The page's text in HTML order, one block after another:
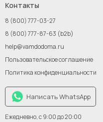
Новым поставщикам
Контакты
8 (800) 777-03-27
8 (800) 777-87-63 (b2b)
help@vamdodoma.ru
Пользовательское соглашение
Политика конфиденциальности
Написать WhatsApp
Ежедневно, с 9:00 до 20:00